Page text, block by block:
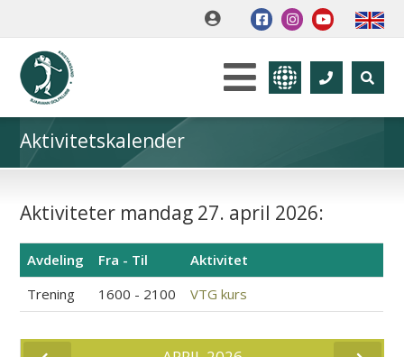
Aktivitetskalender
Aktiviteter mandag 27. april 2026:
Avdeling Fra - Til
Aktivitet
Trening
1600 - 2100 VTG kurs